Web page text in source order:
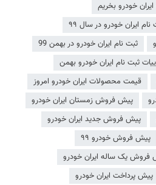
خودرو بخریم
نام ایران خودرو در سال ۹۹
ثبت نام ایران خودرو در بهمن 99
ثبت نام ایران خودرو بهمن
قیمت محصولات ایران خودرو امروز
پیش فروش زمستان ایران خودرو
پیش فروش جدید ایران خودرو
پیش فروش خودرو ۹۹
فروش یک ساله ایران خودرو
پیش پرداخت ایران خودرو